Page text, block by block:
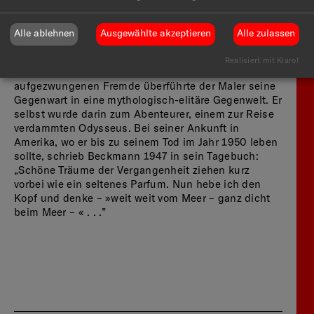
Postkarten.
Beckmann interessierte sich für die versunkene
Kultur von Atlantis und den Ursprung des Lebens im
aufgezwungenen Fremde überführte der Maler seine
Gegenwart in eine mythologisch-elitäre Gegenwelt. Er
selbst wurde darin zum Abenteurer, einem zur Reise
verdammten Odysseus. Bei seiner Ankunft in
Amerika, wo er bis zu seinem Tod im Jahr 1950 leben
sollte, schrieb Beckmann 1947 in sein Tagebuch:
„Schöne Träume der Vergangenheit ziehen kurz
vorbei wie ein seltenes Parfum. Nun hebe ich den
Kopf und denke – »weit weit vom Meer – ganz dicht
beim Meer – « . . .”
Alle ablehnen Ausgewählte akzeptieren Alle zulassen
Realisiert mit Klaro!